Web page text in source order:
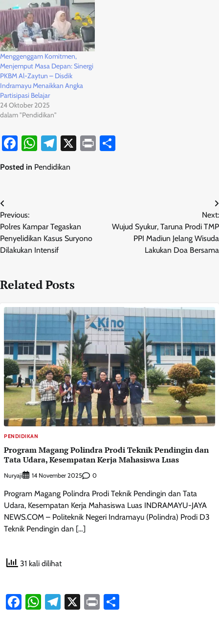
Menggenggam Komitmen,
Menjemput Masa Depan: Sinergi
PKBM Al-Zaytun – Disdik
Indramayu Menaikkan Angka
Partisipasi Belajar
24 Oktober 2025
dalam "Pendidikan"
Facebook
WhatsApp
Telegram
X Print
Posted in Pendidikan
Navigasi
pos
Previous:
Polres Kampar Tegaskan
Penyelidikan Kasus Suryono
Dilakukan Intensif
Next:
Wujud Syukur, Taruna Prodi TMP
PPI Madiun Jelang Wisuda
Lakukan Doa Bersama
Related Posts
PENDIDIKAN
Program Magang Polindra Prodi Teknik Pendingin dan
Tata Udara, Kesempatan Kerja Mahasiswa Luas
Nuryaji 14 November 2025 0
Program Magang Polindra Prodi Teknik Pendingin dan Tata
Udara, Kesempatan Kerja Mahasiswa Luas INDRAMAYU-JAYA
NEWS.COM – Politeknik Negeri Indramayu (Polindra) Prodi D3
Teknik Pendingin dan […]
31 kali dilihat
Facebook
WhatsApp
Telegram
X Print